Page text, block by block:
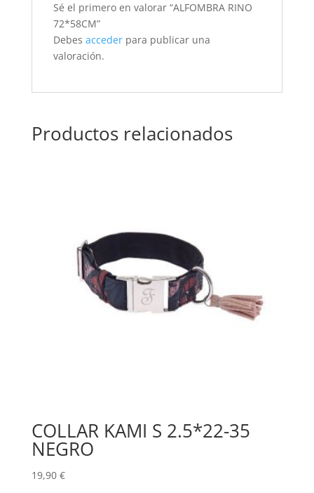
Sé el primero en valorar “ALFOMBRA RINO
72*58CM”
Debes accederpara publicar una
valoración.
Productos relacionados
COLLAR KAMI S 2.5*22-35
NEGRO
19,90 €